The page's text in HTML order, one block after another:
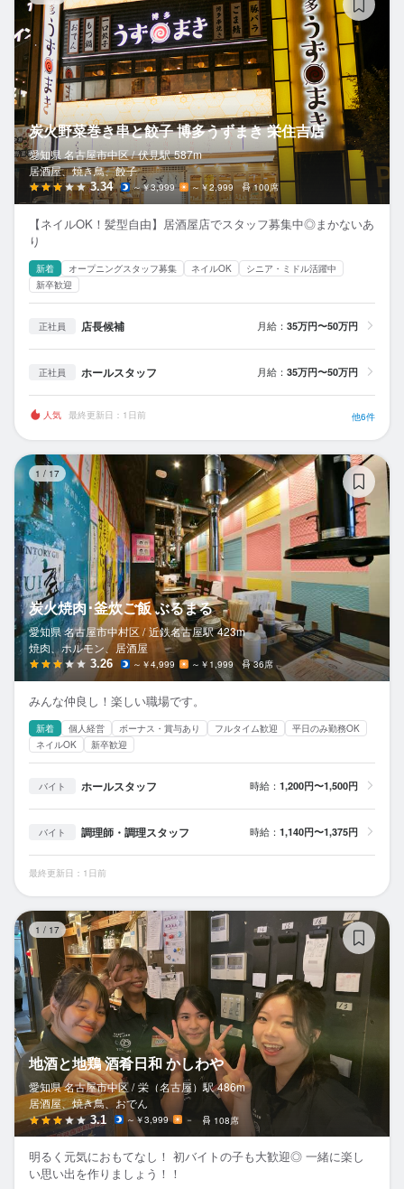
炭火野菜巻き串と餃子 博多うずまき 栄住吉店
愛知県 名古屋市中区 / 伏見駅 587m
居酒屋、焼き鳥、餃子
3.34 ～￥3,999 ～￥2,999 100席
【ネイルOK！髪型自由】居酒屋店でスタッフ募集中◎まかないあ
り
新着 オープニングスタッフ募集 ネイルOK
シニア・ミドル活躍中
新卒歓迎
正社員 店長候補 月給： 35万円〜50万円
正社員 ホールスタッフ 月給： 35万円〜50万円
人気 最終更新日：1日前 他6件
1 / 17
炭火焼肉･釜炊ご飯 ぶるまる
愛知県 名古屋市中村区 / 近鉄名古屋駅 423m
焼肉、ホルモン、居酒屋
3.26 ～￥4,999 ～￥1,999 36席
みんな仲良し！楽しい職場です。
新着 個人経営 ボーナス・賞与あり フルタイム歓迎
平日のみ勤務OK
ネイルOK
新卒歓迎
バイト ホールスタッフ 時給： 1,200円〜1,500円
バイト 調理師・調理スタッフ 時給： 1,140円〜1,375円
最終更新日：1日前
1 / 17
地酒と地鶏 酒肴日和 かしわや
愛知県 名古屋市中区 / 栄（名古屋） 駅 486m
居酒屋、焼き鳥、おでん
3.1 ～￥3,999 － 108席
明るく元気におもてなし！ 初バイトの子も大歓迎◎ 一緒に楽し
い思い出を作りましょう！！